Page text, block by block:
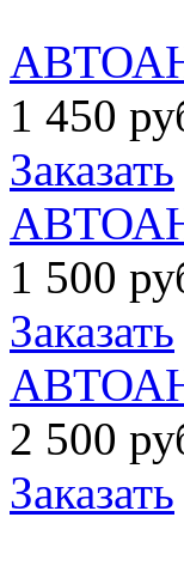
1 450
Заказать
1 500
Заказать
2 500
Заказать